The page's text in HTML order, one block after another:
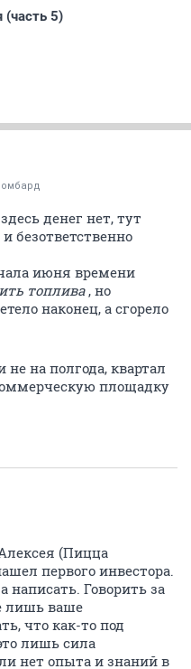
(часть 5)
денег нет, тут
безответственно
июня времени
топлива, но
наконец, а сгорело
не на полгода, квартал
площадку
(Пицца
первого инвестора.
написать. Говорить за
лишь ваше
что как-то под
лишь сила
нет опыта и знаний в